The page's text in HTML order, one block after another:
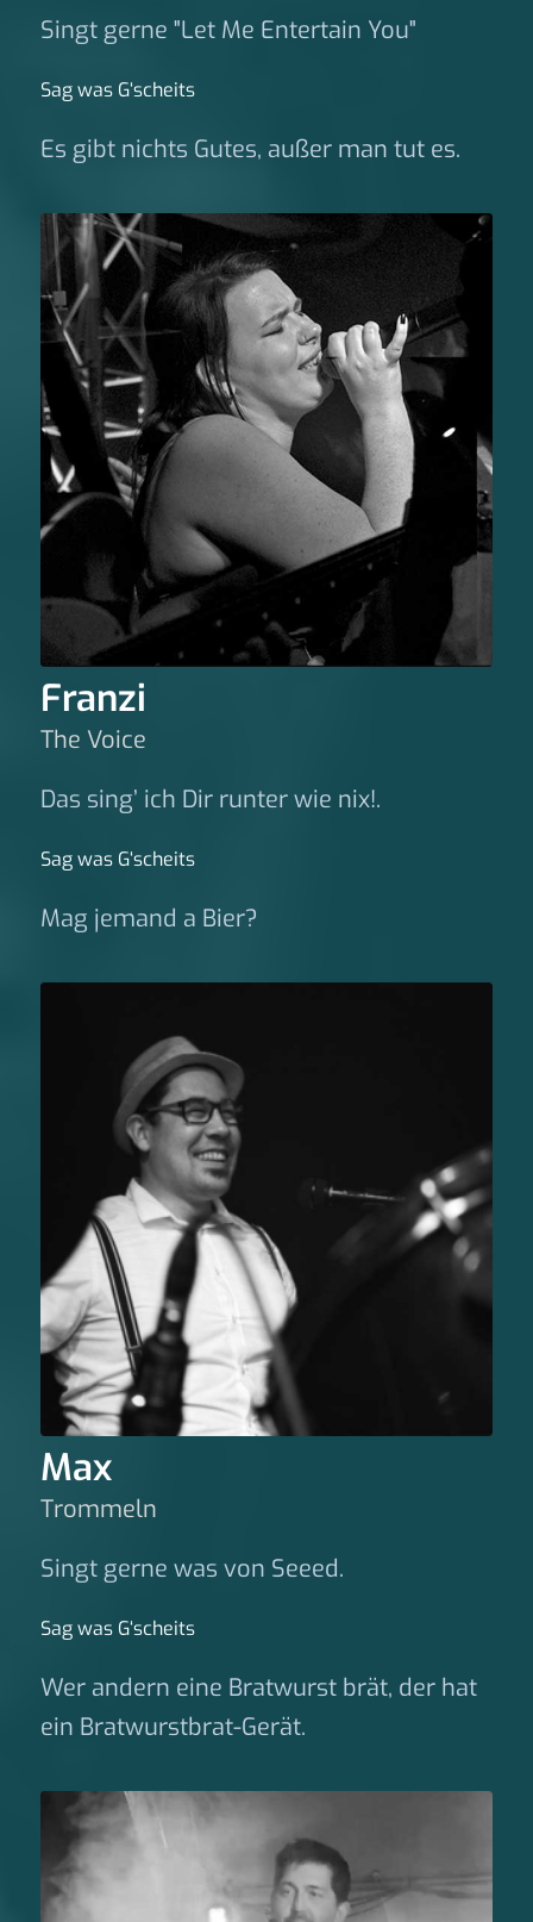
Singt gerne "Let Me Entertain You"
Sag was G‘scheits
Es gibt nichts Gutes, außer man tut es.
Franzi
The Voice
Das sing’ ich Dir runter wie nix!.
Sag was G‘scheits
Mag jemand a Bier?
Max
Trommeln
Singt gerne was von Seeed.
Sag was G‘scheits
Wer andern eine Bratwurst brät, der hat
ein Bratwurstbrat-Gerät.